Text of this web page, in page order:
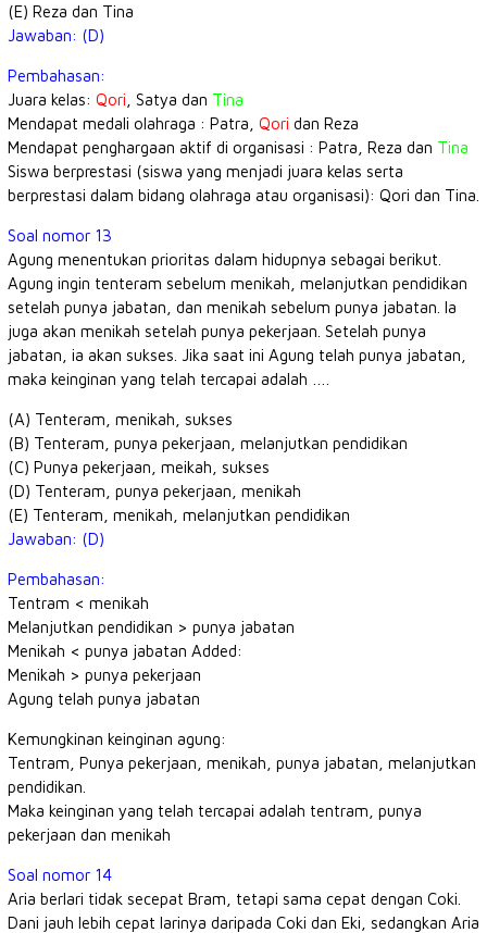
(E) Reza dan Tina
Jawaban: (D)
Pembahasan:
Juara kelas: Qori , Satya dan Tina
Mendapat medali olahraga : Patra, Qori dan Reza
Mendapat penghargaan aktif di organisasi : Patra, Reza dan Tina
Siswa berprestasi (siswa yang menjadi juara kelas serta
berprestasi dalam bidang olahraga atau organisasi): Qori dan Tina.
Soal nomor 13
Agung menentukan prioritas dalam hidupnya sebagai berikut.
Agung ingin tenteram sebelum menikah, melanjutkan pendidikan
setelah punya jabatan, dan menikah sebelum punya jabatan. Ia
juga akan menikah setelah punya pekerjaan. Setelah punya
jabatan, ia akan sukses. Jika saat ini Agung telah punya jabatan,
maka keinginan yang telah tercapai adalah ….
(A) Tenteram, menikah, sukses
(B) Tenteram, punya pekerjaan, melanjutkan pendidikan
(C) Punya pekerjaan, meikah, sukses
(D) Tenteram, punya pekerjaan, menikah
(E) Tenteram, menikah, melanjutkan pendidikan
Jawaban: (D)
Pembahasan:
Tentram < menikah
Melanjutkan pendidikan > punya jabatan
Menikah < punya jabatan Added:
Menikah > punya pekerjaan
Agung telah punya jabatan
Kemungkinan keinginan agung:
Tentram, Punya pekerjaan, menikah, punya jabatan, melanjutkan
pendidikan.
Maka keinginan yang telah tercapai adalah tentram, punya
pekerjaan dan menikah
Soal nomor 14
Aria berlari tidak secepat Bram, tetapi sama cepat dengan Coki.
Dani jauh lebih cepat larinya daripada Coki dan Eki, sedangkan Aria